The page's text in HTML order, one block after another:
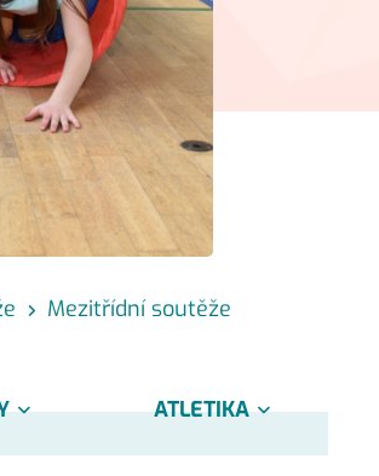
Mezitřídní soutěže
ATLETIKA